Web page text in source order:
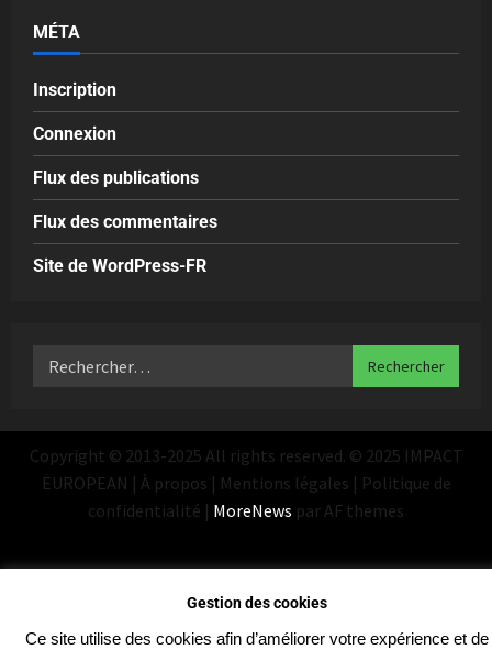
MÉTA
Inscription
Connexion
Flux des publications
Flux des commentaires
Site de WordPress-FR
Copyright © 2013-2025 All rights reserved. © 2025 IMPACT
EUROPEAN | À propos | Mentions légales | Politique de
confidentialité | MoreNews par AF themes
Gestion des cookies
Ce site utilise des cookies afin d’améliorer votre expérience et de